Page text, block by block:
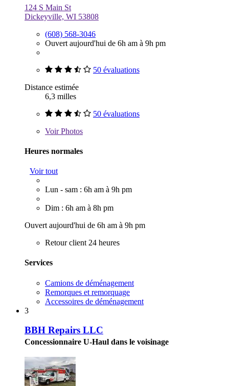
124 S Main St
Dickeyville, WI 53808
(608) 568-3046
Ouvert aujourd'hui de 6h am à 9h pm
50 évaluations
Distance estimée
6,3 milles
50 évaluations
VoirPhotos
Heures normales
Voir tout
Lun - sam : 6h am à 9h pm
Dim : 6h am à 8h pm
Ouvert aujourd'hui de 6h am à 9h pm
Retour client 24 heures
Services
Camions de déménagement
Remorques et remorquage
Accessoires de déménagement
3
BBH Repairs LLC
Concessionnaire U-Haul dans le voisinage